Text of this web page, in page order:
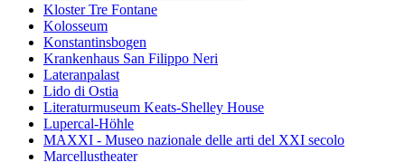
Kloster Tre Fontane
Kolosseum
Konstantinsbogen
Krankenhaus San Filippo Neri
Lateranpalast
Lido di Ostia
Literaturmuseum Keats-Shelley House
Lupercal-Höhle
MAXXI - Museo nazionale delle arti del XXI secolo
Marcellustheater